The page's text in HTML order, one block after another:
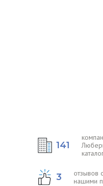
141
3
отзывов
нашими